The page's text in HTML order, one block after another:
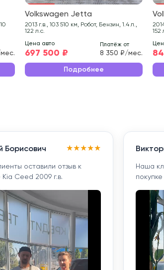
Volkswagen Jetta
2013 г.в., 103 510 км, Робот, Бензин, 1.4 л.,
122 л.с.
Цена авто
697 500 ₽
Платёж от
8 350 ₽/мес.
Подробнее
2014 г.в., 151
152
Борисович ★★★★★
оставили отзыв к
Kia Ceed 2009 г.в.
Наша